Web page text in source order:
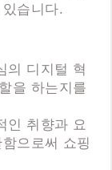
습니다.
의 디지털 혁
을 하는지를
인 취향과 요
으로써 쇼핑